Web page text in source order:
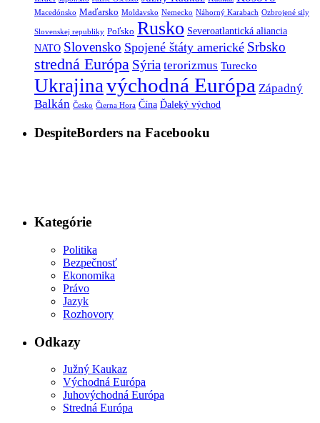
Macedónsko Maďarsko Moldavsko Nemecko Náhorný Karabach Ozbrojené sily
Slovenskej republiky Poľsko Rusko Severoatlantická aliancia
NATO Slovensko Spojené štáty americké Srbsko
stredná Európa Sýria terorizmus Turecko
Ukrajina východná Európa Západný
Balkán Česko Čierna Hora Čína Ďaleký východ
DespiteBorders na Facebooku
Kategórie
Politika
Bezpečnosť
Ekonomika
Právo
Jazyk
Rozhovory
Odkazy
Južný Kaukaz
Východná Európa
Juhovýchodná Európa
Stredná Európa